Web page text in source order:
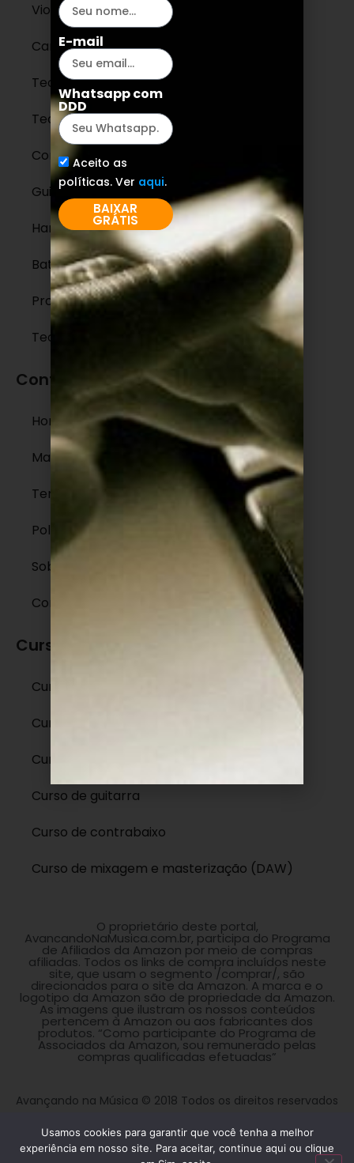
Violão
Canto
Teclado e Piano
Teoria Musical
ContraBaixo
Guitarra
Harmonia
Bateria
Produção Musical
Tecnologia
Conteúdos legais
Home
Mapa do Site
Termos de Uso
Políticas de Privacidade
Sobre
Contato
Cursos e treinamentos
Curso de violão fingerstyle
Curso de canto
Curso de teclado
Curso de guitarra
Curso de contrabaixo
Curso de mixagem e masterização (DAW)
O proprietário deste portal,
AvancandoNaMusica.com.br, participa do Programa
de Afiliados da Amazon por meio de compras
afiliadas. Todos os links de compra incluídos neste
site, que usam o segmento /comprar/, são
direcionados para o site da Amazon. A marca e o
logotipo da Amazon são de propriedade da Amazon.
As imagens que ilustram os nossos conteúdos
pertencem à Amazon ou aos fabricantes dos
produtos. “Como participante do Programa de
Associados da Amazon, sou remunerado pelas
compras qualificadas efetuadas”
Avançando na Música © 2018 Todos os direitos reservados
Usamos cookies para garantir que você tenha a melhor
experiência em nosso site. Para aceitar, continue aqui ou clique
E-mail
Whatsapp com
DDD
Aceito as
políticas. Ver aqui.
BAIXAR
GRÁTIS